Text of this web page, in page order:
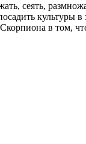
сеять,
культуры
в том,